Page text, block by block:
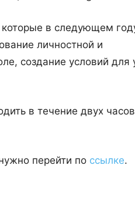
которые в следующем
личностной и
создание условий для
в течение двух
перейти по ссылке.